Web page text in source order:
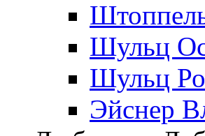
Шульц
Шульц
Эйснер